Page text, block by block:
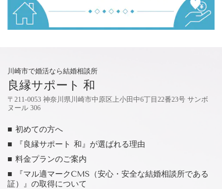
川崎市で婚活なら結婚相談所
良縁サポート 和
〒211-0053 神奈川県川崎市中原区上小田中6丁目22番23号 サンボ
ヌール 306
■ 初めての方へ
■ 『良縁サポート 和』が選ばれる理由
■ 料金プランのご案内
■ 『マル適マークCMS（安心・安全な結婚相談所である
証）』の取得について